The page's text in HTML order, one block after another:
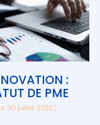
:
DE PME
30 juillet 2026)